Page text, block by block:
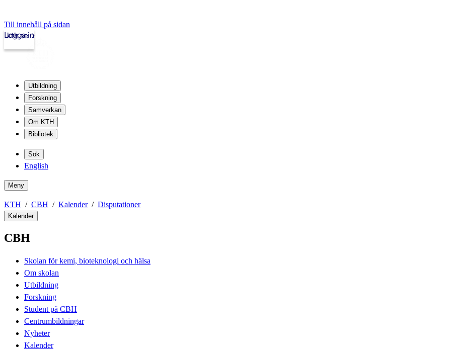
Till innehåll på sidan
kth.se
Logga in
Utbildning
Forskning
Samverkan
Om KTH
Bibliotek
Sök
English
Meny
KTH CBH Kalender Disputationer
Kalender
CBH
Skolan för kemi, bioteknologi och hälsa
Om skolan
Utbildning
Forskning
Student på CBH
Centrumbildningar
Nyheter
Kalender